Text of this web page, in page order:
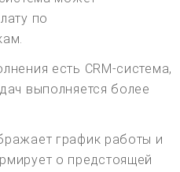
по
есть CRM-система,
выполняется более
график работы и
о предстоящей